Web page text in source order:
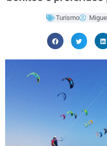
Turismo